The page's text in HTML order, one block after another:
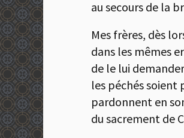
au secours de la
Mes frères, dès
dans les mêmes
de le lui
les péchés soient
pardonnent en
du sacrement de